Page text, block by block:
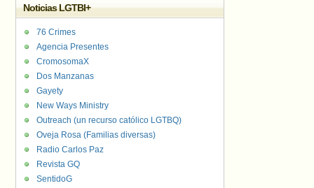
Noticias LGTBI+
76 Crimes
Agencia Presentes
CromosomaX
Dos Manzanas
Gayety
New Ways Ministry
Outreach (un recurso católico LGTBQ)
Oveja Rosa (Familias diversas)
Radio Carlos Paz
Revista GQ
SentidoG